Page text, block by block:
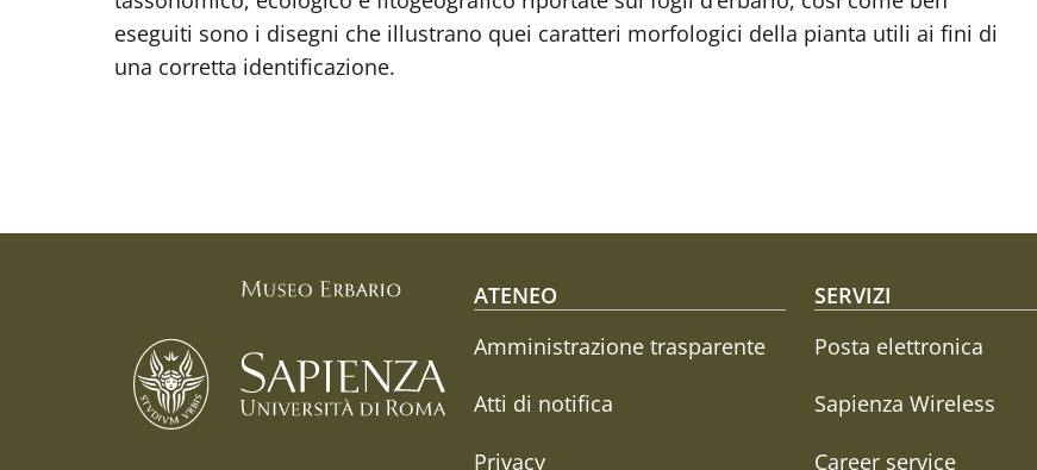
eseguiti sono i disegni che illustrano quei caratteri morfologici della pianta utili ai fini di
una corretta identificazione.
Footer menu
ATENEO
Amministrazione trasparente
Atti di notifica
Privacy
SERVIZI
Posta elettronica
Sapienza Wireless
Career service